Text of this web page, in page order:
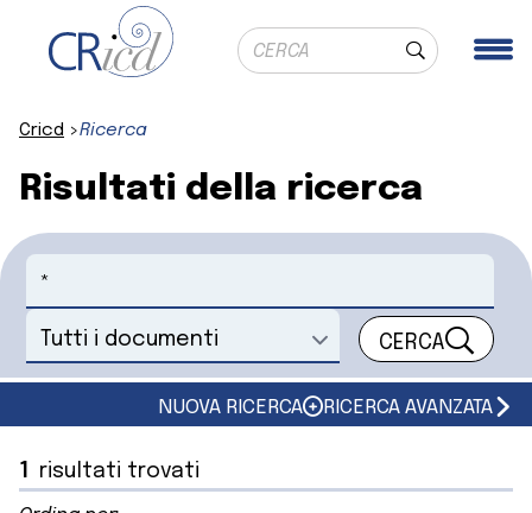
Ricerca globale
Cerca
Cricd Ricerca
Risultati della ricerca
Cerca
Seleziona un documento CERCA
NUOVA RICERCA RICERCA AVANZATA
1 risultati trovati